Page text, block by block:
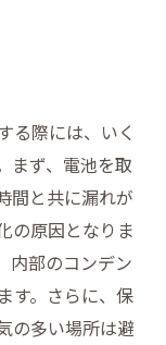
る際には、いく
まず、電池を取
間と共に漏れが
の原因となりま
内部のコンデン
す。さらに、保
の多い場所は避